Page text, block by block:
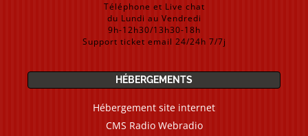
Téléphone et Live chat
du Lundi au Vendredi
9h-12h30/13h30-18h
Support ticket email 24/24h 7/7j
HÉBERGEMENTS
Hébergement site internet
CMS Radio Webradio